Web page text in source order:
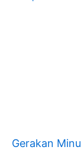
Gerakan